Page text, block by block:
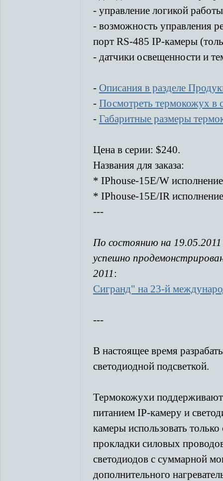
- управление логикой
- возможность управления
порт RS-485 IP-камеры
- датчики освещенности и
- Описания в разделе
- Посмотреть термокожух в
- Габаритные размеры
Цена в серии: $240.
Названия для заказа:
* IPhouse-15E/W
* IPhouse-15E/IR
---
По состоянию на
успешно
2011:
Сигранд" на 23-й
---
В настоящее время
светодиодной подсветкой.
Термокожухи поддерживают
питанием IP-камеру и
камеры использовать
прокладки силовых
светодиодов с суммарной
дополнительного